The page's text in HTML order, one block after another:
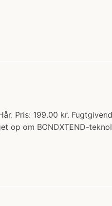
Pris: 199.00 kr.
om BONDXTEND-